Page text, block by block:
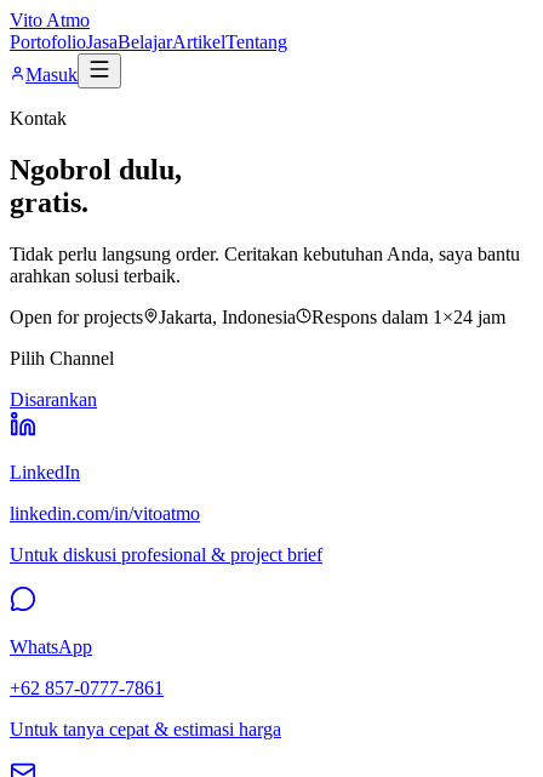
Vito Atmo
PortofolioJasaBelajarArtikelTentang
Masuk
Kontak
Ngobrol dulu,
gratis.
Tidak perlu langsung order. Ceritakan kebutuhan Anda, saya bantu
arahkan solusi terbaik.
Open for projects
Jakarta, Indonesia
Respons dalam 1×24 jam
Pilih Channel
Disarankan
LinkedIn
linkedin.com/in/vitoatmo
Untuk diskusi profesional & project brief
WhatsApp
+62 857-0777-7861
Untuk tanya cepat & estimasi harga